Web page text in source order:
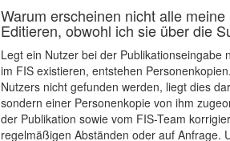
Warum erscheinen nicht alle
Editieren, obwohl ich sie über die
Legt ein Nutzer bei der
im FIS existieren, entstehen
Nutzers nicht gefunden werden, liegt dies
sondern einer Personenkopie von ihm
der Publikation sowie vom FIS-Team
regelmäßigen Abständen oder auf Anfrage.